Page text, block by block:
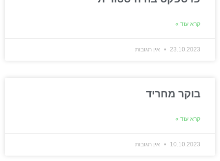
קרא עוד »
23.10.2023 אין תגובות
בוקר מחריד
קרא עוד »
10.10.2023 אין תגובות